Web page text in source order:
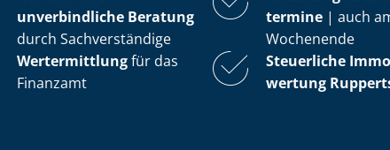
unverbindliche Beratung
durch Sachverständige
ter­mi­ne | auch
Wochenende
Wertermittlungfür das
Finanzamt
Steuerliche
wer­tung